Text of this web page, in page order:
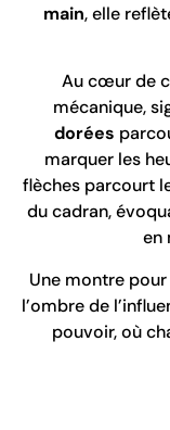
main, elle
Au cœur de
mécanique,
dorées
marquer les
flèches parcourt
du cadran,
en
Une montre
l’ombre de
pouvoir, où